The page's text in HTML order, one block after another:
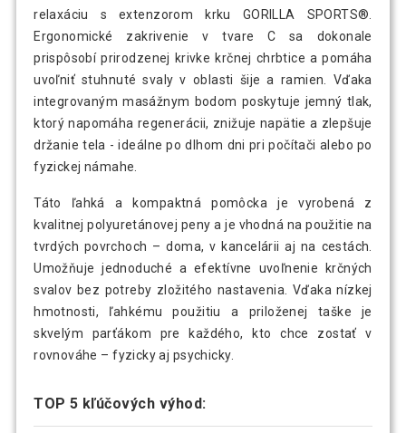
relaxáciu s extenzorom krku GORILLA SPORTS®.
Ergonomické zakrivenie v tvare C sa dokonale
prispôsobí prirodzenej krivke krčnej chrbtice a pomáha
uvoľniť stuhnuté svaly v oblasti šije a ramien. Vďaka
integrovaným masážnym bodom poskytuje jemný tlak,
ktorý napomáha regenerácii, znižuje napätie a zlepšuje
držanie tela - ideálne po dlhom dni pri počítači alebo po
fyzickej námahe.
Táto ľahká a kompaktná pomôcka je vyrobená z
kvalitnej polyuretánovej peny a je vhodná na použitie na
tvrdých povrchoch – doma, v kancelárii aj na cestách.
Umožňuje jednoduché a efektívne uvoľnenie krčných
svalov bez potreby zložitého nastavenia. Vďaka nízkej
hmotnosti, ľahkému použitiu a priloženej taške je
skvelým parťákom pre každého, kto chce zostať v
rovnováhe – fyzicky aj psychicky.
TOP 5 kľúčových výhod: